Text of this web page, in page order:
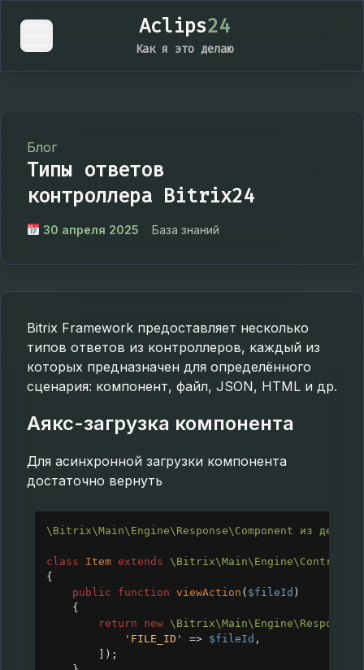
Aclips24
Как я это делаю
Блог
Типы ответов
контроллера Bitrix24
30 апреля 2025 База знаний
Bitrix Framework предоставляет несколько
типов ответов из контроллеров, каждый из
которых предназначен для определённого
сценария: компонент, файл, JSON, HTML и др.
Аякс-загрузка компонента
Для асинхронной загрузки компонента
достаточно вернуть
\Bitrix\Main\Engine\Response\Component из
class Item extends
\Bitrix\Main\Engine\Controller
{
public
function viewAction ( $fileId )
    {
return
new
'FILE_ID'
=> $fileId ,
        ]);